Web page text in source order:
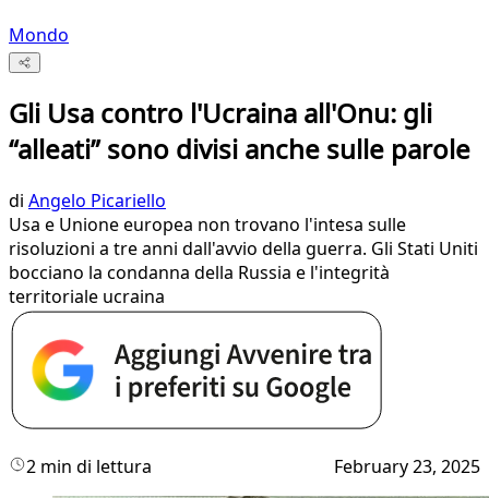
Mondo
Gli Usa contro l'Ucraina all'Onu: gli
“alleati” sono divisi anche sulle parole
di Angelo Picariello
Usa e Unione europea non trovano l'intesa sulle
risoluzioni a tre anni dall'avvio della guerra. Gli Stati Uniti
bocciano la condanna della Russia e l'integrità
territoriale ucraina
2 min di lettura February 23, 2025